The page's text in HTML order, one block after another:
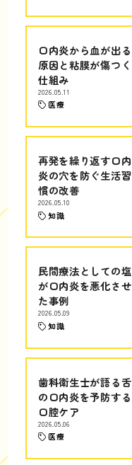
口内炎から血が出る
原因と粘膜が傷つく
仕組み
2026.05.11
医療
再発を繰り返す口内
炎の穴を防ぐ生活習
慣の改善
2026.05.10
知識
民間療法としての塩
が口内炎を悪化させ
た事例
2026.05.09
知識
歯科衛生士が語る舌
の口内炎を予防する
口腔ケア
2026.05.06
医療